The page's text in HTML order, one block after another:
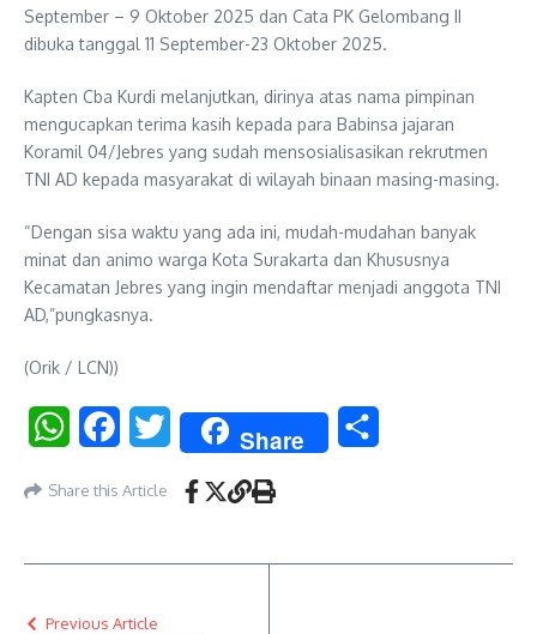
September – 9 Oktober 2025 dan Cata PK Gelombang II
dibuka tanggal 11 September-23 Oktober 2025.
Kapten Cba Kurdi melanjutkan, dirinya atas nama pimpinan
mengucapkan terima kasih kepada para Babinsa jajaran
Koramil 04/Jebres yang sudah mensosialisasikan rekrutmen
TNI AD kepada masyarakat di wilayah binaan masing-masing.
“Dengan sisa waktu yang ada ini, mudah-mudahan banyak
minat dan animo warga Kota Surakarta dan Khususnya
Kecamatan Jebres yang ingin mendaftar menjadi anggota TNI
AD,”pungkasnya.
(Orik / LCN))
WhatsAppFacebookTwitter Share
Share this Article
Previous Article